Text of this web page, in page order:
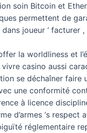
soin Bitcoin et
permettent de
joueur ‘
la worldliness et
casino aussi
se déchaîner
une conformité
à licence
d’armes ‘s
réglementaire